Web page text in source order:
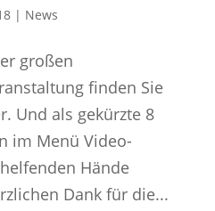
| News
großen
finden Sie
Und als gekürzte 8
im Menü Video-
Hände
Dank für die...